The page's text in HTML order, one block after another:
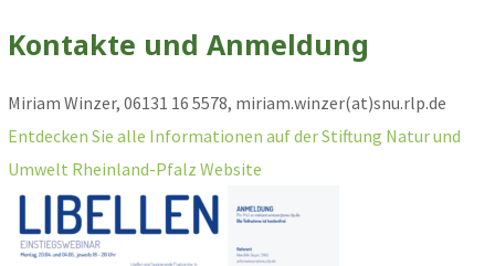
Kontakte und Anmeldung
Miriam Winzer, 06131 16 5578, miriam.winzer(at)snu.rlp.de
Entdecken Sie alle Informationen auf der Stiftung Natur und
Umwelt Rheinland-Pfalz Website